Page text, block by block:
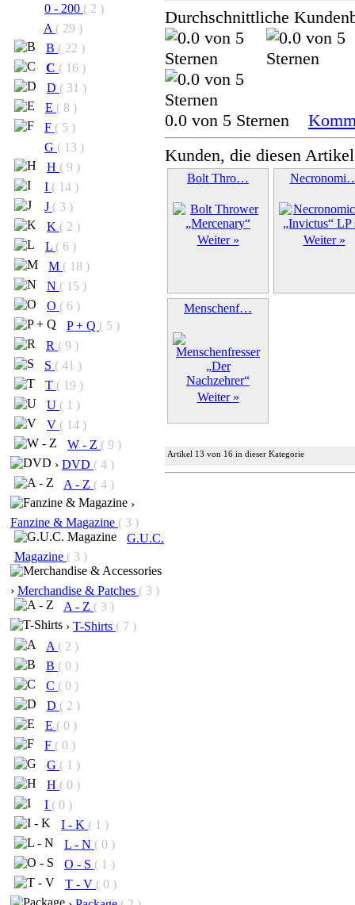
0 - 200 ( 2 )
A ( 29 )
B ( 22 )
C ( 16 )
D ( 31 )
E ( 8 )
F ( 5 )
G ( 13 )
H ( 9 )
I ( 14 )
J ( 3 )
K ( 2 )
L ( 6 )
M ( 18 )
N ( 15 )
O ( 6 )
P + Q ( 5 )
R ( 9 )
S ( 41 )
T ( 19 )
U ( 1 )
V ( 14 )
W - Z ( 9 )
› DVD ( 4 )
A - Z ( 4 )
›
Fanzine & Magazine ( 3 )
G.U.C.
Magazine ( 3 )
› Merchandise & Patches ( 3 )
A - Z ( 3 )
› T-Shirts ( 7 )
A ( 2 )
B ( 0 )
C ( 0 )
D ( 2 )
E ( 0 )
F ( 0 )
G ( 1 )
H ( 0 )
I ( 0 )
I - K ( 1 )
L - N ( 0 )
O - S ( 1 )
T - V ( 0 )
Durchschnittliche
0.0 von 5 Sternen
Kunden, die diesen
Bolt Thro…
Weiter » Weiter »
Menschenf…
Weiter »
Artikel 13 von 16 in dieser Kategorie